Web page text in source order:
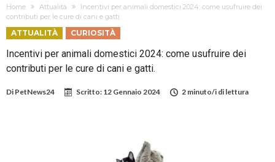
Home Attualità
Incentivi per animali domestici 2024: come usufruire dei
contributi per le cure di cani e gatti.
ATTUALITÀ CURIOSITÀ
Incentivi per animali domestici 2024: come usufruire dei
contributi per le cure di cani e gatti.
Di PetNews24 Scritto: 12 Gennaio 2024 2 minuto/i di lettura